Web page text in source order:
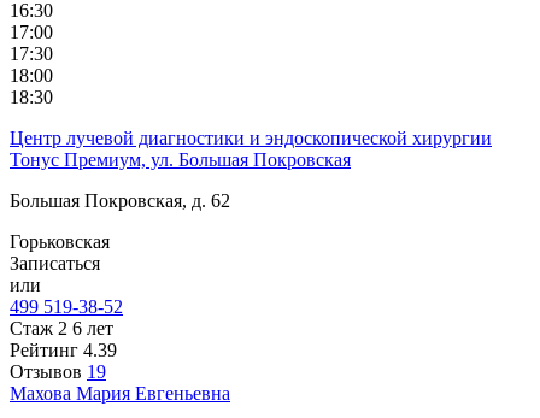
16:30
17:00
17:30
18:00
18:30
Центр лучевой диагностики и эндоскопической хирургии
Тонус Премиум, ул. Большая Покровская
Большая Покровская, д. 62
Горьковская
Записаться
или
499 519-38-52
Стаж 2 6 лет
Рейтинг 4.39
Отзывов 19
Махова Мария Евгеньевна